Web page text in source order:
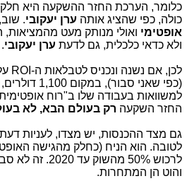
כלומר, הערכת החזר ההשקעה היא
כולה, כפי שהציג אותה ערן יעקובי.
אופטימי ואולי מנותק מעט
ולא כדאי כלכלית, גם לדעת ערן יעקובי.
(כפי שאני סבור), במקום 1,100 דולרים, כמו ש
למשוואות בעבודה שלו ב"רוח
החזר השקעה רק בעולם הבא, לא
גם מצד ההכנסות, יש מצדו, לעניות
לטובה. הוא הניח (כחלק מהגישה
לרכוש 50%
והוט הן המתחרות.